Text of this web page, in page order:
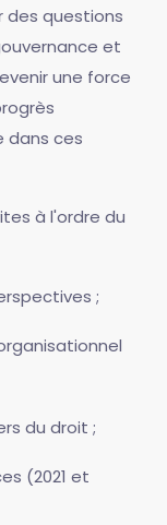
des questions
et
une force
dans ces
à l'ordre du
;
du droit ;
(2021 et